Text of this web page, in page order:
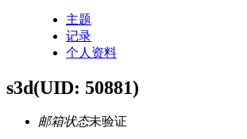
主题
记录
个人资料
s3d(UID: 50881)
邮箱状态未验证